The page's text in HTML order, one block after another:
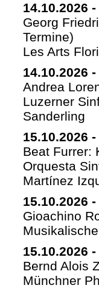
14.10.2026 -
Georg
Termine)
Les Arts
14.10.2026 -
Andrea
Luzerner
Sanderling
15.10.2026 -
Beat Furrer:
Orquesta
Martínez
15.10.2026 -
Gioachino
15.10.2026 -
Bernd Alois
Münchner